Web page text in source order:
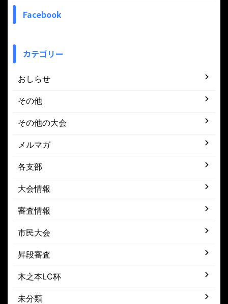
Facebook
カテゴリー
おしらせ
その他
その他の大会
メルマガ
各支部
大会情報
審査情報
市民大会
昇段審査
木之本LC杯
未分類